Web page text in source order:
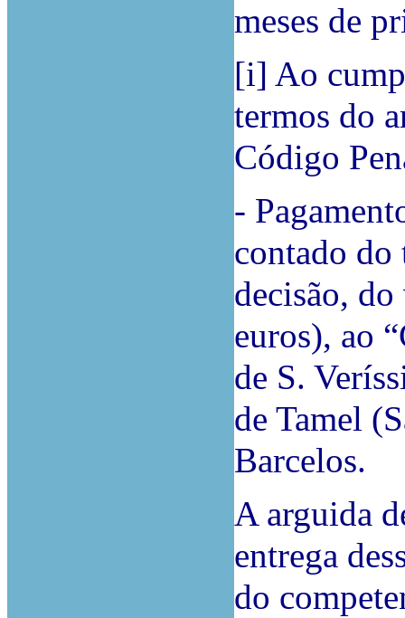
meses de
[i] Ao
termos do
Código
-
contado do
decisão,
euros), ao
de S.
de Tamel
Barcelos.
A arguida
entrega
do